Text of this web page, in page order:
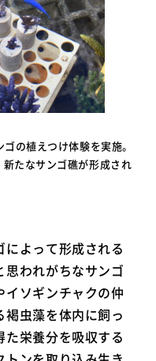
の植えつけ体験を実施。
たなサンゴ礁が形成され
よって形成される
われがちなサンゴ
ソギンチャクの仲
虫藻を体内に飼っ
栄養分を吸収する